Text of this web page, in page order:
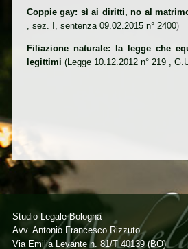
Coppie gay: sì ai diritti, no al
, sez. I, sentenza 09.02.2015 n° 2400)
Filiazione naturale: la legge che
legittimi (Legge 10.12.2012 n° 219 ,
Studio Legale Bologna
Avv. Antonio Francesco Rizzuto
Via Emilia Levante n. 81/T 40139 (BO)